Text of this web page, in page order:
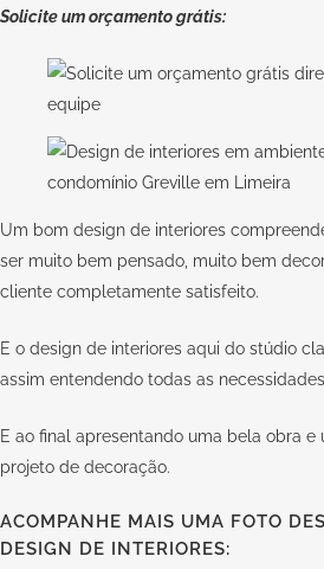
Solicite um orçamento grátis:
Um bom design de interiores
ser muito bem pensado, muito bem
cliente completamente satisfeito.
E o design de interiores aqui do stúdio
assim entendendo todas as
E ao final apresentando uma bela obra
projeto de decoração.
ACOMPANHE MAIS UMA FOTO
DESIGN DE INTERIORES: